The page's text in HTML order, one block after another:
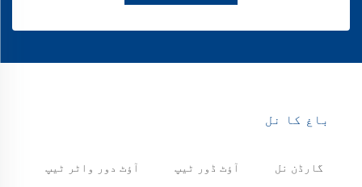
باغ کا نل
گارڈن نل آؤٹ ڈور ٹیپ آؤٹ دور واٹر ٹیپ